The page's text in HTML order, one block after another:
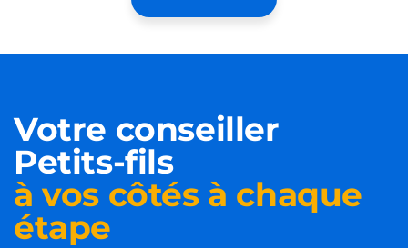
Votre conseiller
Petits-fils
à vos côtés à chaque
étape